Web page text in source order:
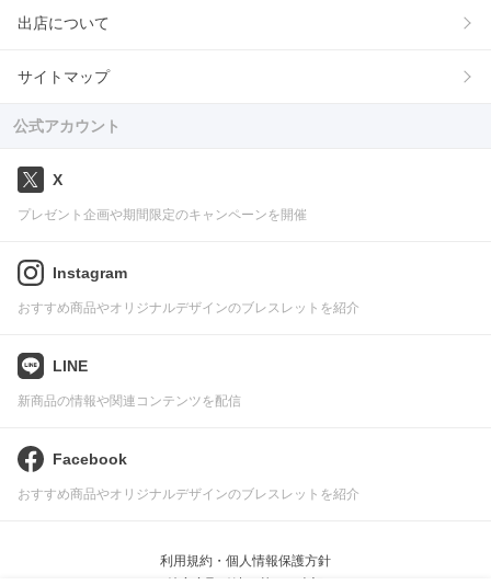
出店について
サイトマップ
公式アカウント
X
プレゼント企画や期間限定のキャンペーンを開催
Instagram
おすすめ商品やオリジナルデザインのブレスレットを紹介
LINE
新商品の情報や関連コンテンツを配信
Facebook
おすすめ商品やオリジナルデザインのブレスレットを紹介
利用規約・個人情報保護方針